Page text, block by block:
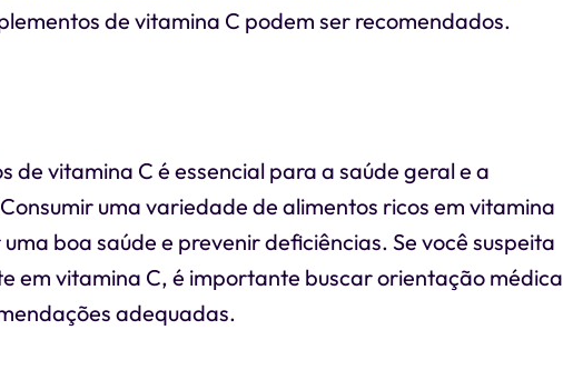
de vitamina C podem ser recomendados.
de vitamina C é essencial para a saúde geral e a
uma variedade de alimentos ricos em vitamina
boa saúde e prevenir deficiências. Se você suspeita
em vitamina C, é importante buscar orientação médica
adequadas.